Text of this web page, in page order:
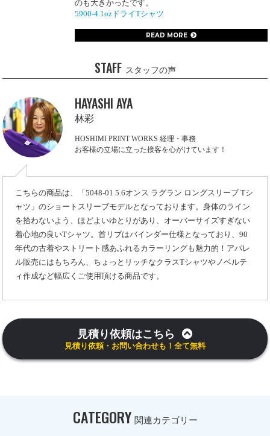
のも大きかったです。
5900-4.1ozドライTシャツ
READ MORE
STAFF スタッフの声
HAYASHI AYA
林彩
HOSHIMI PRINT WORKS 経理・事務
お客様の立場に立った接客を心がけています！
こちらの商品は、「5048-01 5.6オンス ラグラン ロングスリーブ Tシ
ャツ」のショートスリーブモデルとなっております。身体のライン
を拾わないよう、ほどよいゆとりがあり、オーバーサイズすぎない
着心地の良いTシャツ。首リブはバインダー仕様となっており、90
年代の古着やストリート感あふれるカラーリングも魅力的！アパレ
ル販売にはもちろん、ちょっとリッチなクラスTシャツやノベルテ
ィ作成など幅広くご使用頂ける商品です。
見積り依頼はこちら
見積り依頼・お問い合わせも！全て無料
CATEGORY 関連カテゴリー